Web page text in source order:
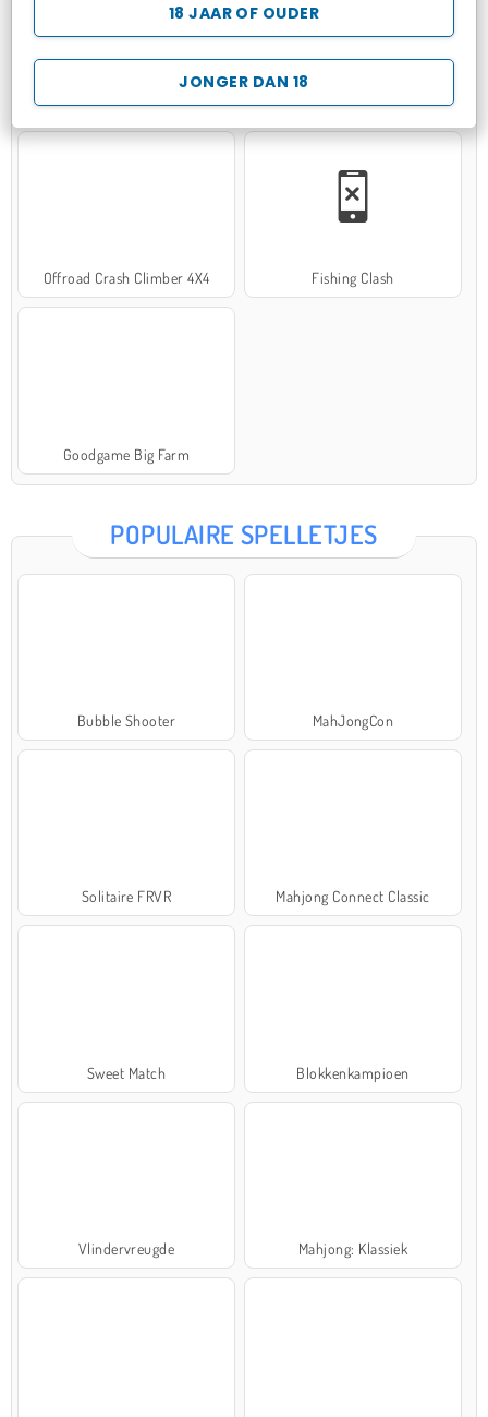
JONGER DAN 18
18 JAAR OF OUDER
Hospital Surgeon Doctor Game Potion Sort
Offroad Crash Climber 4X4 Fishing Clash
Goodgame Big Farm
POPULAIRE SPELLETJES
Bubble Shooter MahJongCon
Solitaire FRVR Mahjong Connect Classic
Sweet Match Blokkenkampioen
Vlindervreugde Mahjong: Klassiek